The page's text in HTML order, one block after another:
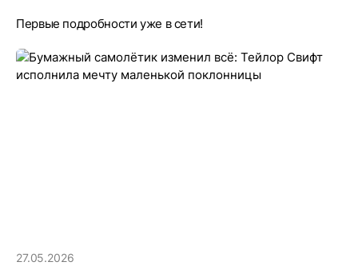
Первые подробности уже в сети!
27.05.2026